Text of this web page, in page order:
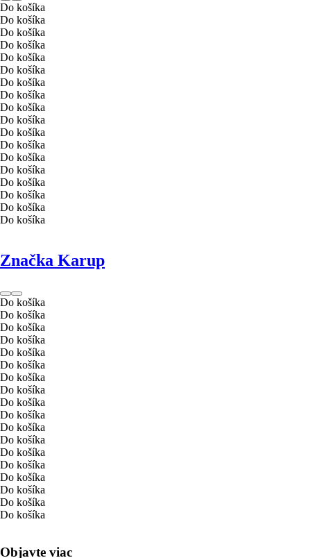
Do košíka
Do košíka
Do košíka
Do košíka
Do košíka
Do košíka
Do košíka
Do košíka
Do košíka
Do košíka
Do košíka
Do košíka
Do košíka
Do košíka
Do košíka
Do košíka
Do košíka
Do košíka
Značka Karup
Do košíka
Do košíka
Do košíka
Do košíka
Do košíka
Do košíka
Do košíka
Do košíka
Do košíka
Do košíka
Do košíka
Do košíka
Do košíka
Do košíka
Do košíka
Do košíka
Do košíka
Do košíka
Objavte viac